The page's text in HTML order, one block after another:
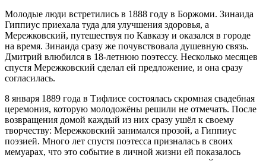
Молодые люди встретились в 1888 году в Боржоми. Зинаида
Гиппиус приехала туда для улучшения здоровья, а
Мережковский, путешествуя по Кавказу и оказался в городе
на время. Зинаида сразу же почувствовала душевную связь.
Дмитрий влюбился в 18-летнюю поэтессу. Несколько месяцев
спустя Мережковский сделал ей предложение, и она сразу
согласилась.
8 января 1889 года в Тифлисе состоялась скромная свадебная
церемония, которую молодожёны решили не отмечать. После
возвращения домой каждый из них сразу ушёл к своему
творчеству: Мережковский занимался прозой, а Гиппиус
поэзией. Много лет спустя поэтесса призналась в своих
мемуарах, что это событие в личной жизни ей показалось